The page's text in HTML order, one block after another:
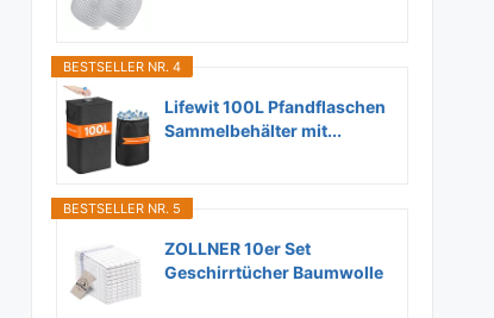
BESTSELLER NR. 4
Lifewit 100L Pfandflaschen
Sammelbehälter mit...
BESTSELLER NR. 5
ZOLLNER 10er Set
Geschirrtücher Baumwolle